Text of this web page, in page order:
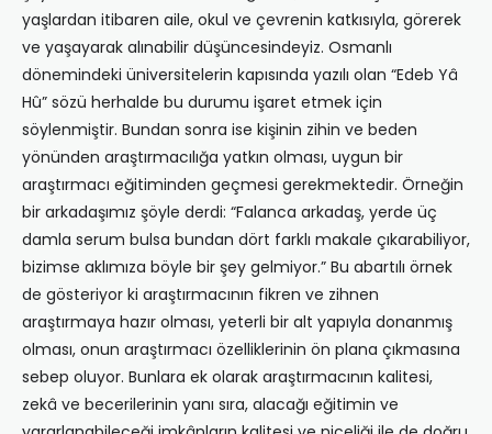
yaşlardan itibaren aile, okul ve çevrenin katkısıyla, görerek
ve yaşayarak alınabilir düşüncesindeyiz. Osmanlı
dönemindeki üniversitelerin kapısında yazılı olan “Edeb Yâ
Hû” sözü herhalde bu durumu işaret etmek için
söylenmiştir. Bundan sonra ise kişinin zihin ve beden
yönünden araştırmacılığa yatkın olması, uygun bir
araştırmacı eğitiminden geçmesi gerekmektedir. Örneğin
bir arkadaşımız şöyle derdi: “Falanca arkadaş, yerde üç
damla serum bulsa bundan dört farklı makale çıkarabiliyor,
bizimse aklımıza böyle bir şey gelmiyor.” Bu abartılı örnek
de gösteriyor ki araştırmacının fikren ve zihnen
araştırmaya hazır olması, yeterli bir alt yapıyla donanmış
olması, onun araştırmacı özelliklerinin ön plana çıkmasına
sebep oluyor. Bunlara ek olarak araştırmacının kalitesi,
zekâ ve becerilerinin yanı sıra, alacağı eğitimin ve